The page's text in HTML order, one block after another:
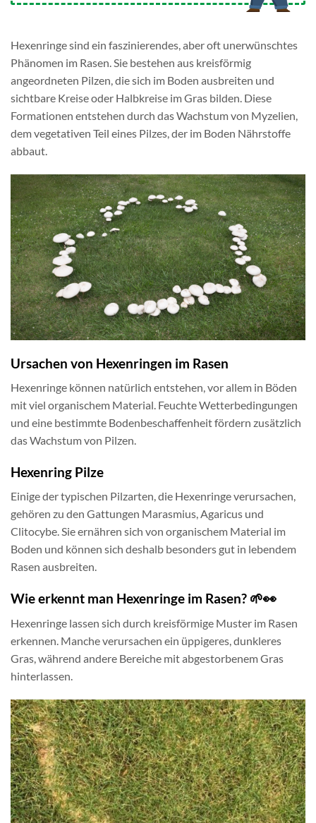
Hexenringe sind ein faszinierendes, aber oft unerwünschtes
Phänomen im Rasen. Sie bestehen aus kreisförmig
angeordneten Pilzen, die sich im Boden ausbreiten und
sichtbare Kreise oder Halbkreise im Gras bilden. Diese
Formationen entstehen durch das Wachstum von Myzelien,
dem vegetativen Teil eines Pilzes, der im Boden Nährstoffe
abbaut.
Ursachen von Hexenringen im Rasen
Hexenringe können natürlich entstehen, vor allem in Böden
mit viel organischem Material. Feuchte Wetterbedingungen
und eine bestimmte Bodenbeschaffenheit fördern zusätzlich
das Wachstum von Pilzen.
Hexenring Pilze
Einige der typischen Pilzarten, die Hexenringe verursachen,
gehören zu den Gattungen Marasmius, Agaricus und
Clitocybe. Sie ernähren sich von organischem Material im
Boden und können sich deshalb besonders gut in lebendem
Rasen ausbreiten.
Wie erkennt man Hexenringe im Rasen? 🌱👀
Hexenringe lassen sich durch kreisförmige Muster im Rasen
erkennen. Manche verursachen ein üppigeres, dunkleres
Gras, während andere Bereiche mit abgestorbenem Gras
hinterlassen.